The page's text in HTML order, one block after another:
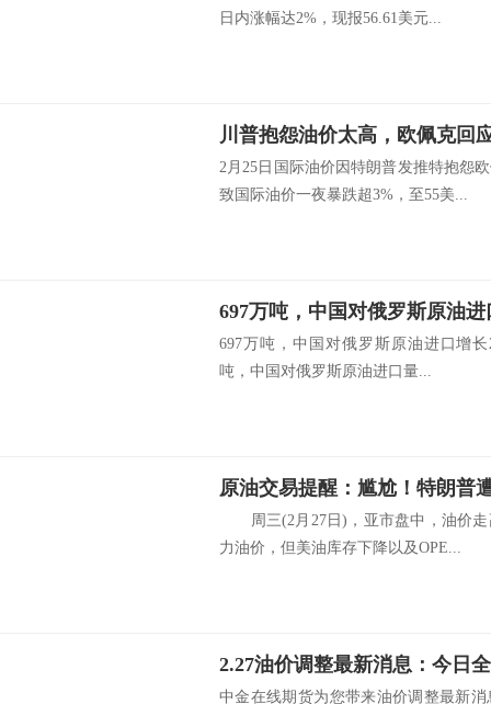
日内涨幅达2%，现报56.61美元...
川普抱怨油价太高，欧佩克回
2月25日国际油价因特朗普发推特抱怨
致国际油价一夜暴跌超3%，至55美...
697万吨，中国对俄罗斯原油进口增
吨，中国对俄罗斯原油进口量...
周三(2月27日)，亚市盘中，油价走
力油价，但美油库存下降以及OPE...
中金在线期货为您带来油价调整最新